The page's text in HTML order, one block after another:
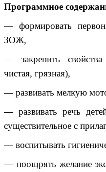
Программное
— формировать
ЗОЖ,
— закрепить
чистая, грязная),
— развивать мелкую
— развивать речь
существительное с
— воспитывать
— поощрять желание